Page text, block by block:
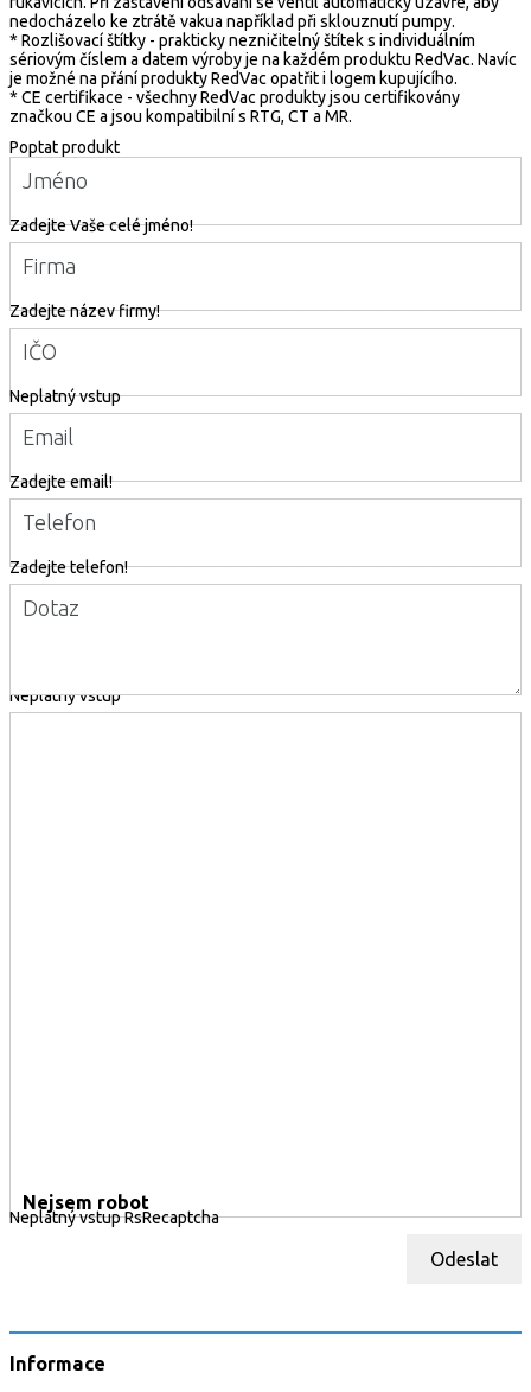
nedocházelo ke ztrátě vakua například při sklouznutí pumpy.
* Rozlišovací štítky - prakticky nezničitelný štítek s individuálním
sériovým číslem a datem výroby je na každém produktu RedVac. Navíc
je možné na přání produkty RedVac opatřit i logem kupujícího.
* CE certifikace - všechny RedVac produkty jsou certifikovány
značkou CE a jsou kompatibilní s RTG, CT a MR.
Poptat produkt
Jméno
Zadejte Vaše celé jméno!
Firma
Zadejte název firmy!
IČO
Neplatný vstup
Email
Zadejte email!
Telefon
Zadejte telefon!
Dotaz
Neplatný vstup
Nejsem robot
Neplatný vstup RsRecaptcha
Odeslat
Informace